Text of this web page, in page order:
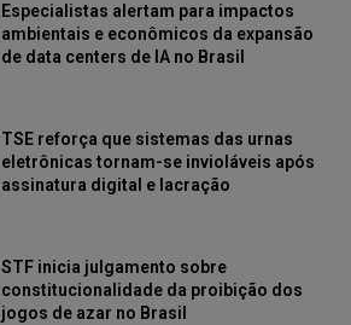
Especialistas alertam para impactos
ambientais e econômicos da expansão
de data centers de IA no Brasil
TSE reforça que sistemas das urnas
eletrônicas tornam-se invioláveis após
assinatura digital e lacração
STF inicia julgamento sobre
constitucionalidade da proibição dos
jogos de azar no Brasil